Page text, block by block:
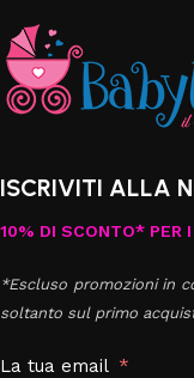
ISCRIVITI ALLA
10% DI SCONTO* PER
*Escluso promozioni in
soltanto sul primo
La tua email